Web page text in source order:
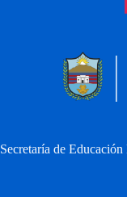
Secretaría de